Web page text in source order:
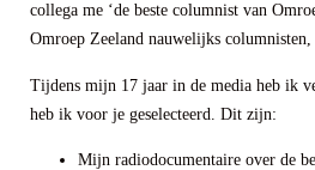
collega me ‘de beste columnist van
Omroep Zeeland nauwelijks columnisten,
Tijdens mijn 17 jaar in de media heb ik
heb ik voor je geselecteerd. Dit zijn:
Mijn radiodocumentaire over de